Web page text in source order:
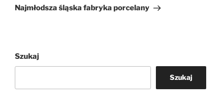
wpis
Najmłodsza śląska fabryka porcelany
Szukaj
Szukaj